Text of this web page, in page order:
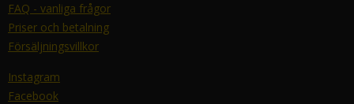
FAQ - vanliga frågor
Priser och betalning
Försäljningsvillkor
Instagram
Facebook